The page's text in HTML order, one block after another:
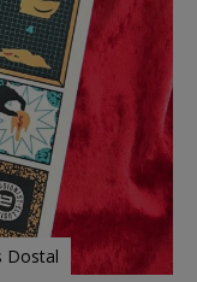
Dostal